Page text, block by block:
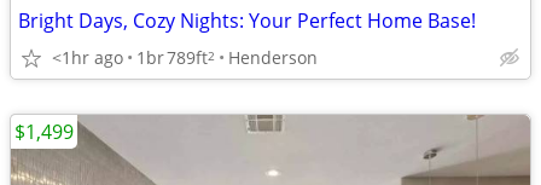
Bright Days, Cozy Nights: Your Perfect Home Base!
<1hr ago 1br789ft2 Henderson
$1,499